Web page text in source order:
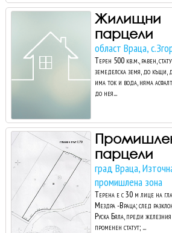
Жилищни
парцели
област Враца,
Терен 500 кв.м., равен,
земеделска земя, до къщи,
има ток и вода, няма
до нея...
парцели
град Враца,
промишлена зона
Терена е с 30 м лице на
Мездра -Враца; след
Руска Бяла, преди
променен статут; ...